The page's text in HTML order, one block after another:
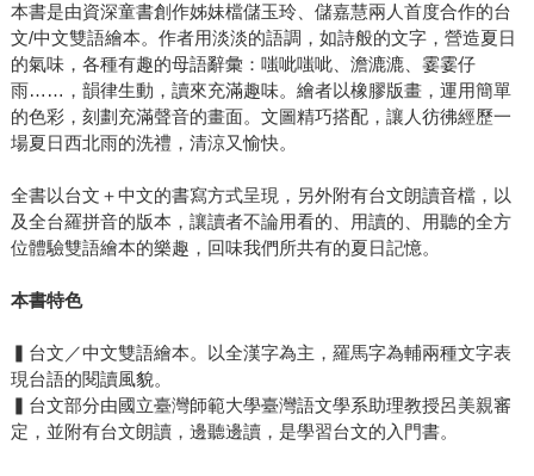
本書是由資深童書創作姊妹檔儲玉玲、儲嘉慧兩人首度合作的台
文/中文雙語繪本。作者用淡淡的語調，如詩般的文字，營造夏日
的氣味，各種有趣的母語辭彙：嗤呲嗤呲、澹漉漉、霎霎仔
雨……，韻律生動，讀來充滿趣味。繪者以橡膠版畫，運用簡單
的色彩，刻劃充滿聲音的畫面。文圖精巧搭配，讓人彷彿經歷一
場夏日西北雨的洗禮，清涼又愉快。
全書以台文＋中文的書寫方式呈現，另外附有台文朗讀音檔，以
及全台羅拼音的版本，讓讀者不論用看的、用讀的、用聽的全方
位體驗雙語繪本的樂趣，回味我們所共有的夏日記憶。
本書特色
▍台文／中文雙語繪本。以全漢字為主，羅馬字為輔兩種文字表
現台語的閱讀風貌。
▍台文部分由國立臺灣師範大學臺灣語文學系助理教授呂美親審
定，並附有台文朗讀，邊聽邊讀，是學習台文的入門書。